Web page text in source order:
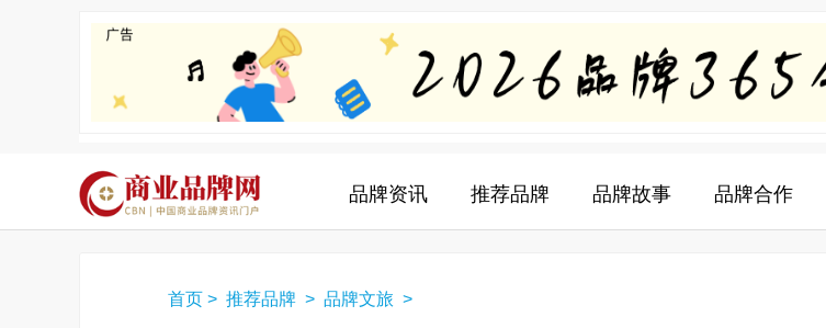
品牌资讯 推荐品牌 品牌故事 品牌合作
首页 > 推荐品牌 > 品牌文旅 >